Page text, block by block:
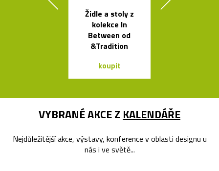
Židle a stoly z
kolekce In
Between od
&Tradition
koupit
VYBRANÉ AKCE Z KALENDÁŘE
Nejdůležitější akce, výstavy, konference v oblasti designu u
nás i ve světě...